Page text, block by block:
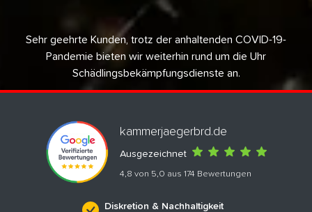
Sehr geehrte Kunden, trotz der anhaltenden COVID-19-
Pandemie bieten wir weiterhin rund um die Uhr
Schädlingsbekämpfungsdienste an.
kammerjaegerbrd.de
Ausgezeichnet
4,8 von 5,0 aus 174 Bewertungen
Diskretion & Nachhaltigkeit